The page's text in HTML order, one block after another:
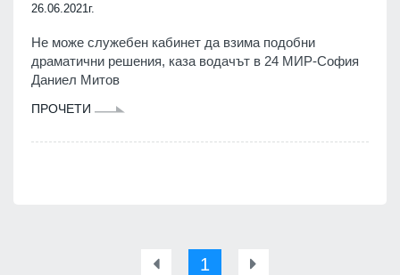
26.06.2021г.
Не може служебен кабинет да взима подобни
драматични решения, каза водачът в 24 МИР-София
Даниел Митов
ПРОЧЕТИ
1